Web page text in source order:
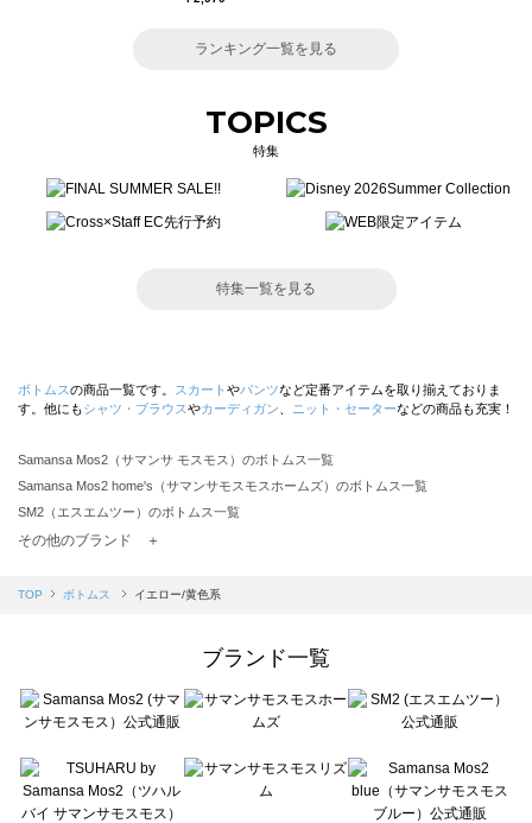
ランキング一覧を見る
TOPICS
特集
特集一覧を見る
ボトムスの商品一覧です。 スカート やパンツなど定番アイテムを取り揃えておりま
す。他にもシャツ・ブラウスやカーディガン ニット・セーターなどの商品も充実！
Samansa Mos2（サマンサ モスモス）のボトムス一覧
Samansa Mos2 home's（サマンサモスモスホームズ）のボトムス一覧
SM2（エスエムツー）のボトムス一覧
TSUHARU by Samansa Mos2（ツハルバイサマンサモスモス）のボトムス一覧
Samansa Mos2 blue（サマンサモスモス ブルー）のボトムス一覧
sō4ū（ソウフォーユー）のボトムス一覧
Te chichi（テチチ）のボトムス一覧
Te chichi CLASSIC（テチチ クラシック）のボトムス一覧
Lugnoncure（ルノンキュール）のボトムス一覧
BETTY'S BLUE（べティーズブルー）のボトムス一覧
その他のブランド ＋
TOP ボトムス イエロー/黄色系
ブランド一覧